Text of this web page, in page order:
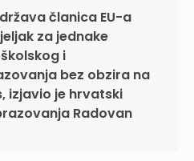
članica EU-a
za jednake
i
bez obzira na
izjavio je hrvatski
Radovan